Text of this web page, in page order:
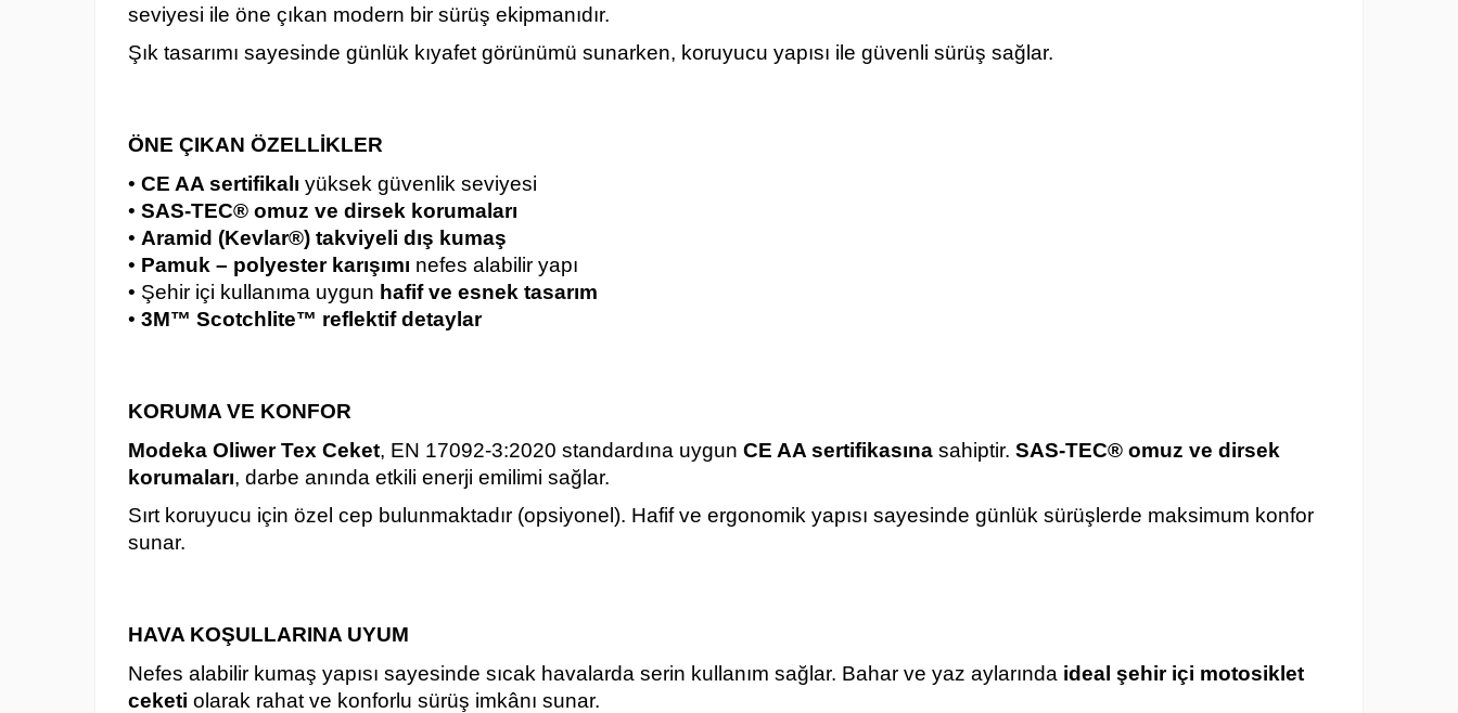
seviyesi ile öne çıkan modern bir sürüş ekipmanıdır.
Şık tasarımı sayesinde günlük kıyafet görünümü sunarken, koruyucu yapısı ile güvenli sürüş sağlar.
ÖNE ÇIKAN ÖZELLİKLER
• CE AA sertifikalı yüksek güvenlik seviyesi
• SAS-TEC® omuz ve dirsek korumaları
• Aramid (Kevlar®) takviyeli dış kumaş
• Pamuk – polyester karışımı nefes alabilir yapı
• Şehir içi kullanıma uygun hafif ve esnek tasarım
• 3M™ Scotchlite™ reflektif detaylar
KORUMA VE KONFOR
Modeka Oliwer Tex Ceket, EN 17092-3:2020 standardına uygun CE AA sertifikasına sahiptir. SAS-TEC® omuz ve dirsek
korumaları, darbe anında etkili enerji emilimi sağlar.
Sırt koruyucu için özel cep bulunmaktadır (opsiyonel). Hafif ve ergonomik yapısı sayesinde günlük sürüşlerde maksimum konfor
sunar.
HAVA KOŞULLARINA UYUM
Nefes alabilir kumaş yapısı sayesinde sıcak havalarda serin kullanım sağlar. Bahar ve yaz aylarında ideal şehir içi motosiklet
ceketi olarak rahat ve konforlu sürüş imkânı sunar.